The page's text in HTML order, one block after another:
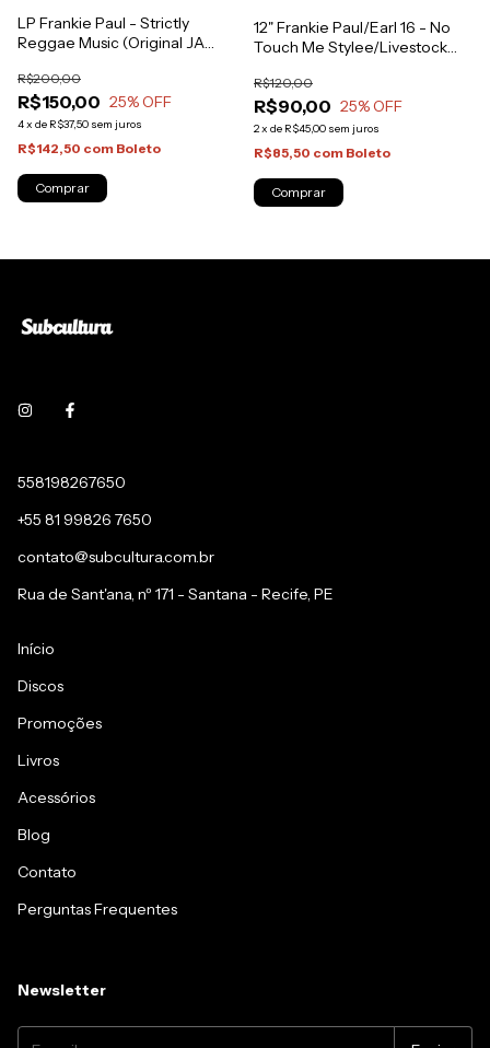
LP Frankie Paul - Strictly
Reggae Music (Original JA
R$150,00
R$200,00
25% OFF
4x de R$37,50 sem juros
R$142,50 com Boleto
12" Frankie Paul/Earl 16 - No
Touch Me Stylee/Livestock
R$90,00
R$120,00
25% OFF
2x de R$45,00 sem juros
R$85,50 com Boleto
558198267650
+55 81 99826 7650
contato@subcultura.com.br
Rua de Sant'ana, nº 171 - Santana - Recife, PE
Início
Discos
Promoções
Livros
Acessórios
Blog
Contato
Perguntas Frequentes
Newsletter